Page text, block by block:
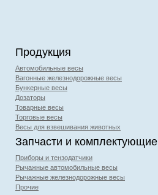
Продукция
Автомобильные весы
Вагонные железнодорожные весы
Бункерные весы
Дозаторы
Товарные весы
Торговые весы
Весы для взвешивания животных
Запчасти и комплектующие
Приборы и тензодатчики
Рычажные автомобильные весы
Рычажные железнодорожные весы
Прочие